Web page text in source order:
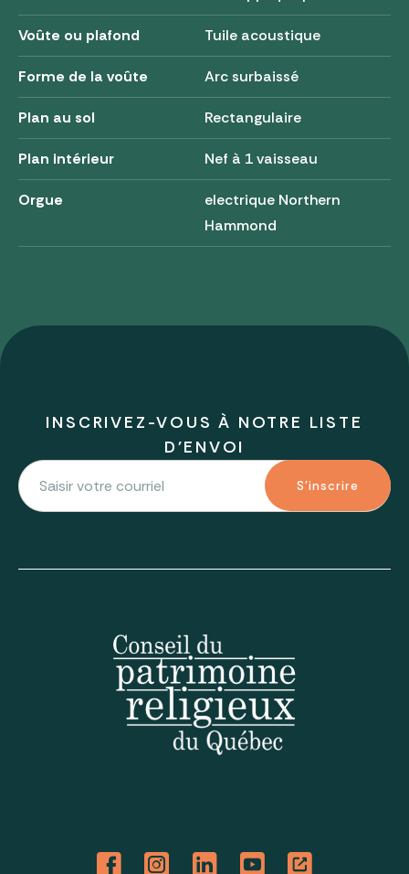
Voûte ou plafond Tuile acoustique
Forme de la voûte Arc surbaissé
Plan au sol Rectangulaire
Plan intérieur Nef à 1 vaisseau
Orgue
electrique Northern
Hammond
INSCRIVEZ-VOUS À NOTRE LISTE
D'ENVOI
S'inscrire